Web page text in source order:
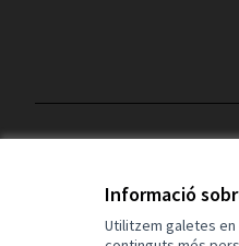
Informació
Utilitzem galetes